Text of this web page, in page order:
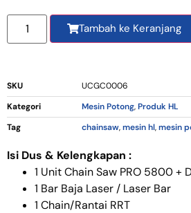
Tambah ke Keranjang
SKU
UCGC0006
Kategori
Mesin Potong,Produk HL
Tag
chainsaw,mesin hl,mesin
Isi Dus & Kelengkapan :
1 Unit Chain Saw PRO 5800 +
1 Bar Baja Laser / Laser Bar
1 Chain/Rantai RRT